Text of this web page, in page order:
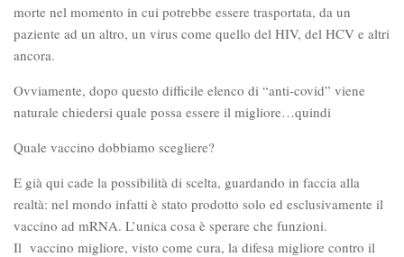
morte nel momento in cui potrebbe essere trasportata, da un
paziente ad un altro, un virus come quello del HIV, del HCV e altri
ancora.
Ovviamente, dopo questo difficile elenco di “anti-covid” viene
naturale chiedersi quale possa essere il migliore…quindi
Quale vaccino dobbiamo scegliere?
E già qui cade la possibilità di scelta, guardando in faccia alla
realtà: nel mondo infatti è stato prodotto solo ed esclusivamente il
vaccino ad mRNA. L’unica cosa è sperare che funzioni.
Il vaccino migliore, visto come cura, la difesa migliore contro il